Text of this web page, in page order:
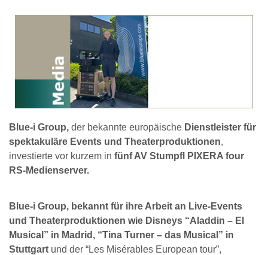
Blue-i Group, der bekannte europäische Dienstleister für
spektakuläre Events und Theaterproduktionen,
investierte vor kurzem in fünf AV Stumpfl PIXERA four
RS-Medienserver.
Blue-i Group, bekannt für ihre Arbeit an Live-Events
und Theaterproduktionen wie Disneys “Aladdin – El
Musical” in Madrid, “Tina Turner – das Musical” in
Stuttgart und der “Les Misérables European tour”,